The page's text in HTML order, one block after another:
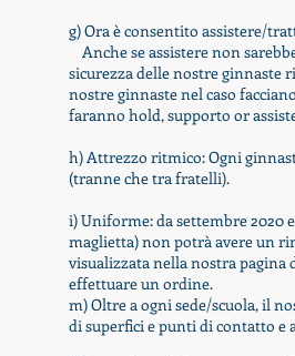
g) Ora è consentito assistere/
Anche se assistere non
sicurezza delle nostre ginnaste
nostre ginnaste nel caso
faranno hold, supporto or
h) Attrezzo ritmico: Ogni
(tranne che tra fratelli).
i) Uniforme: da settembre 2020
maglietta) non potrà avere un
visualizzata nella nostra
effettuare un ordine.
m) Oltre a ogni sede/scuola, il
di superfici e punti di contatto